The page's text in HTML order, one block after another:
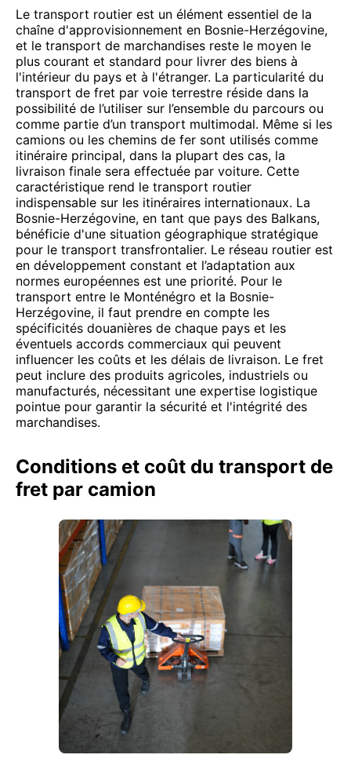
Le transport routier est un élément essentiel de la
chaîne d'approvisionnement en Bosnie-Herzégovine,
et le transport de marchandises reste le moyen le
plus courant et standard pour livrer des biens à
l'intérieur du pays et à l'étranger. La particularité du
transport de fret par voie terrestre réside dans la
possibilité de l’utiliser sur l’ensemble du parcours ou
comme partie d’un transport multimodal. Même si les
camions ou les chemins de fer sont utilisés comme
itinéraire principal, dans la plupart des cas, la
livraison finale sera effectuée par voiture. Cette
caractéristique rend le transport routier
indispensable sur les itinéraires internationaux. La
Bosnie-Herzégovine, en tant que pays des Balkans,
bénéficie d'une situation géographique stratégique
pour le transport transfrontalier. Le réseau routier est
en développement constant et l’adaptation aux
normes européennes est une priorité. Pour le
transport entre le Monténégro et la Bosnie-
Herzégovine, il faut prendre en compte les
spécificités douanières de chaque pays et les
éventuels accords commerciaux qui peuvent
influencer les coûts et les délais de livraison. Le fret
peut inclure des produits agricoles, industriels ou
manufacturés, nécessitant une expertise logistique
pointue pour garantir la sécurité et l'intégrité des
marchandises.
Conditions et coût du transport de
fret par camion